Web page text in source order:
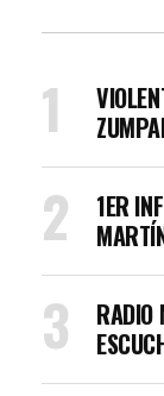
1ER
RADIO